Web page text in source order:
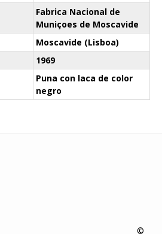
Fabrica Nacional de
Muniçoes de Moscavide
Moscavide (Lisboa)
1969
Puna con laca de color
negro
©